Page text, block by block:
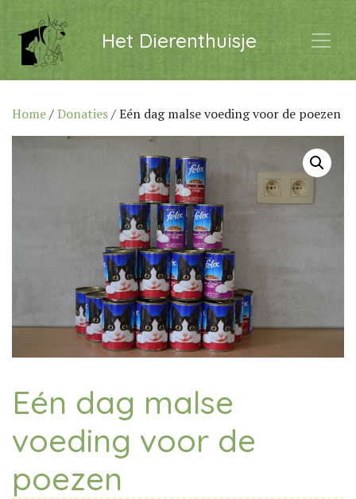
Het Dierenthuisje
Home/Donaties/ Eén dag malse voeding voor de poezen
Eén dag malse
voeding voor de
poezen